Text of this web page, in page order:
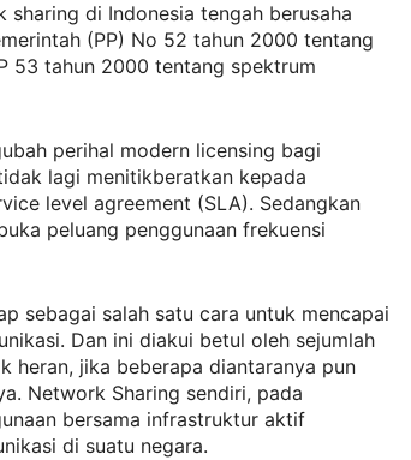
di Indonesia tengah berusaha
(PP) No 52 tahun 2000 tentang
53 tahun 2000 tentang spektrum
perihal modern licensing bagi
lagi menitikberatkan kepada
level agreement (SLA). Sedangkan
peluang penggunaan frekuensi
sebagai salah satu cara untuk mencapai
Dan ini diakui betul oleh sejumlah
heran, jika beberapa diantaranya pun
Network Sharing sendiri, pada
bersama infrastruktur aktif
di suatu negara.